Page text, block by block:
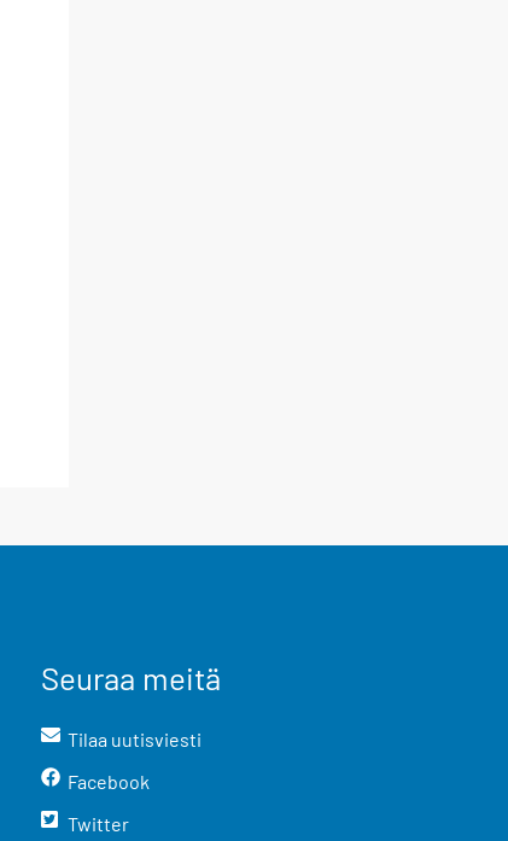
Seuraa meitä
Tilaa uutisviesti
Facebook
Twitter